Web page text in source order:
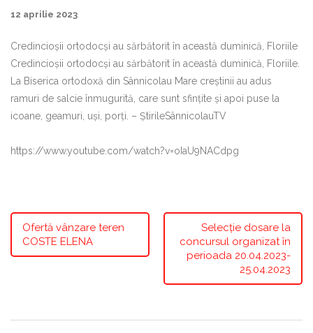
12 aprilie 2023
Credincioșii ortodocși au sărbătorit în această duminică, Floriile
Credincioșii ortodocși au sărbătorit în această duminică, Floriile.
La Biserica ortodoxă din Sânnicolau Mare creștinii au adus
ramuri de salcie înmugurită, care sunt sfințite și apoi puse la
icoane, geamuri, uşi, porţi. – ȘtirileSânnicolauTV
https://www.youtube.com/watch?v=oIaU9NACdpg
Ofertă vânzare teren
COSTE ELENA
Selecție dosare la
concursul organizat în
perioada 20.04.2023-
25.04.2023